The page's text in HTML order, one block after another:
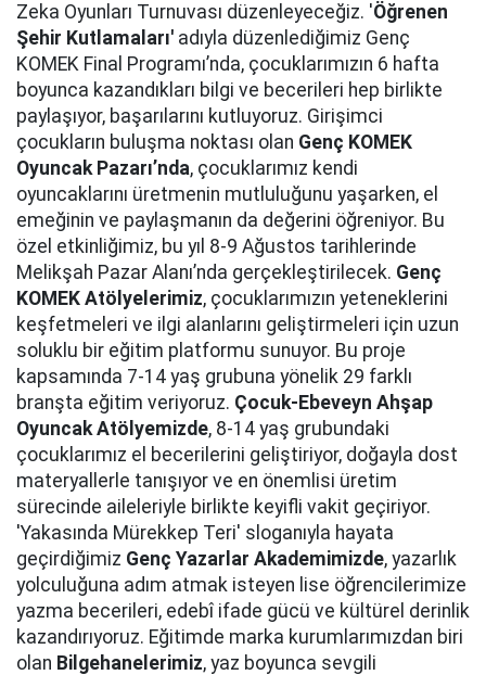
Zeka Oyunları Turnuvası düzenleyeceğiz. 'Öğrenen
Şehir Kutlamaları' adıyla düzenlediğimiz Genç
KOMEK Final Programı’nda, çocuklarımızın 6 hafta
boyunca kazandıkları bilgi ve becerileri hep birlikte
paylaşıyor, başarılarını kutluyoruz. Girişimci
çocukların buluşma noktası olan Genç KOMEK
Oyuncak Pazarı’nda, çocuklarımız kendi
oyuncaklarını üretmenin mutluluğunu yaşarken, el
emeğinin ve paylaşmanın da değerini öğreniyor. Bu
özel etkinliğimiz, bu yıl 8-9 Ağustos tarihlerinde
Melikşah Pazar Alanı’nda gerçekleştirilecek. Genç
KOMEK Atölyelerimiz, çocuklarımızın yeteneklerini
keşfetmeleri ve ilgi alanlarını geliştirmeleri için uzun
soluklu bir eğitim platformu sunuyor. Bu proje
kapsamında 7-14 yaş grubuna yönelik 29 farklı
branşta eğitim veriyoruz. Çocuk-Ebeveyn Ahşap
Oyuncak Atölyemizde, 8-14 yaş grubundaki
çocuklarımız el becerilerini geliştiriyor, doğayla dost
materyallerle tanışıyor ve en önemlisi üretim
sürecinde aileleriyle birlikte keyifli vakit geçiriyor.
'Yakasında Mürekkep Teri' sloganıyla hayata
geçirdiğimiz Genç Yazarlar Akademimizde, yazarlık
yolculuğuna adım atmak isteyen lise öğrencilerimize
yazma becerileri, edebî ifade gücü ve kültürel derinlik
kazandırıyoruz. Eğitimde marka kurumlarımızdan biri
olan Bilgehanelerimiz, yaz boyunca sevgili